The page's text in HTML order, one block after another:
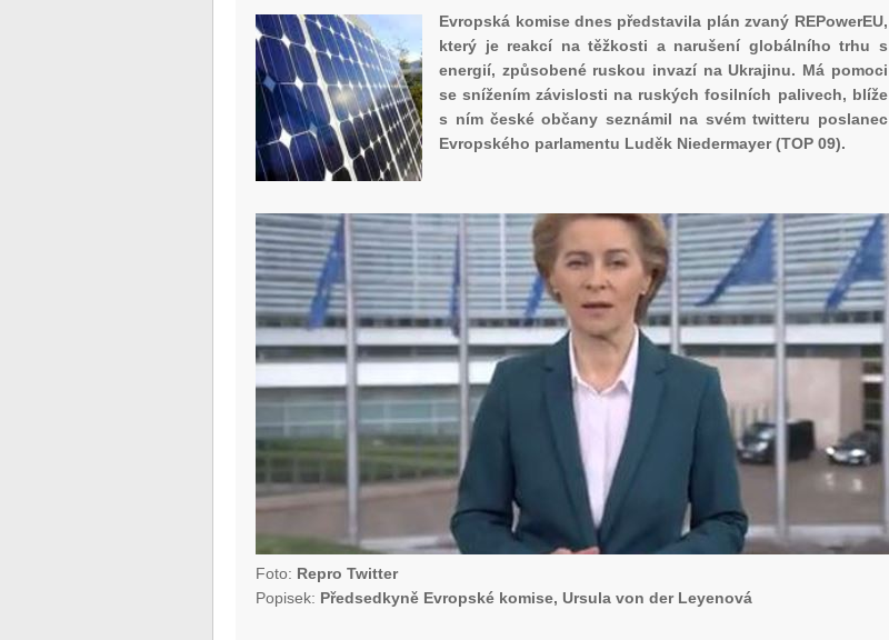
Evropská komise dnes představila plán zvaný REPowerEU,
který je reakcí na těžkosti a narušení globálního trhu s
energií, způsobené ruskou invazí na Ukrajinu. Má pomoci
se snížením závislosti na ruských fosilních palivech, blíže
s ním české občany seznámil na svém twitteru poslanec
Evropského parlamentu Luděk Niedermayer (TOP 09).
Foto: Repro Twitter
Popisek: Předsedkyně Evropské komise, Ursula von der Leyenová